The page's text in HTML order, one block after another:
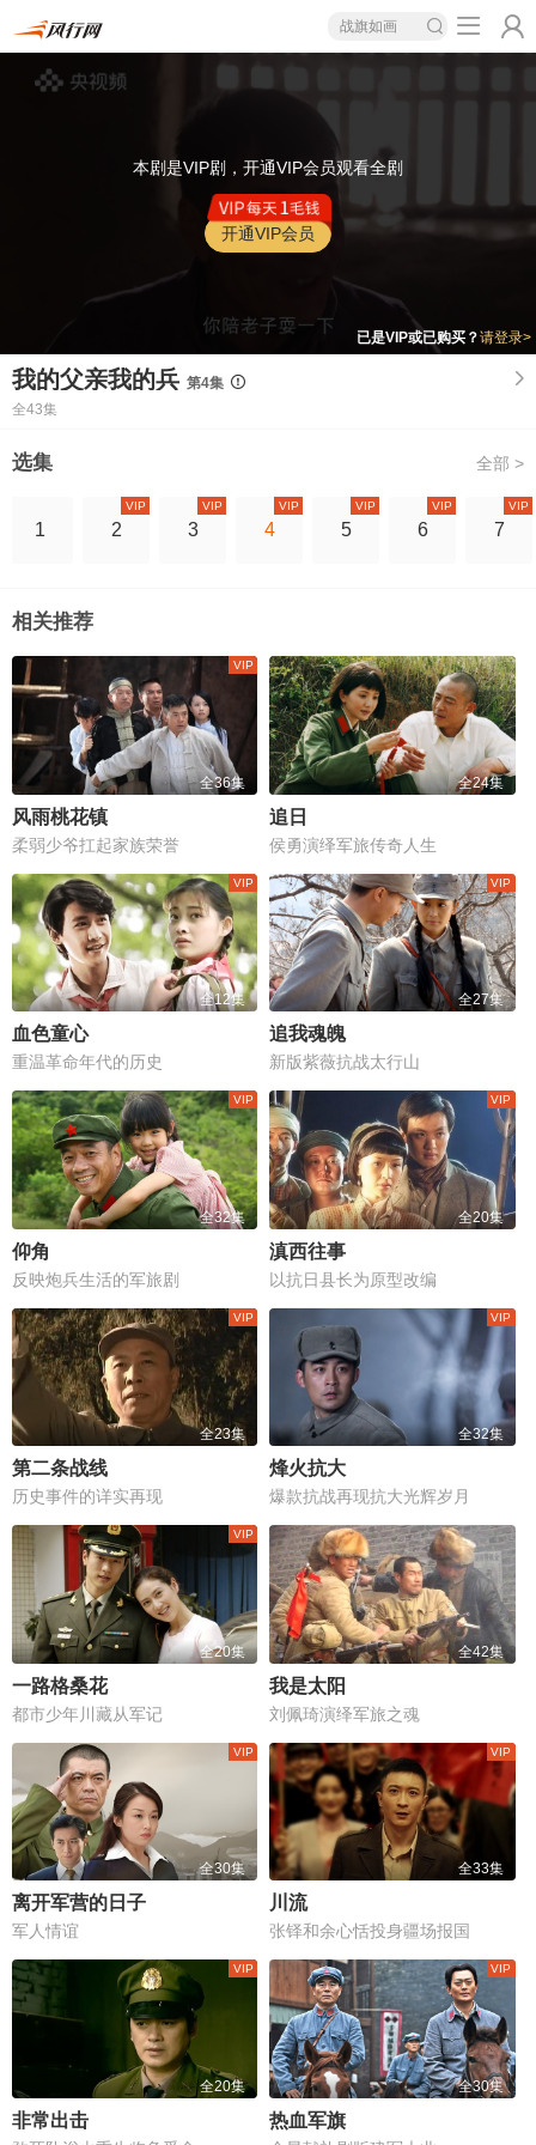
战旗如画
本剧是VIP剧，开通VIP会员观看全剧
开通VIP会员
已是VIP或已购买？请登录>
我的父亲我的兵 第4集
全43集
选集 全部 >
1 2
VIP
3
VIP
4
VIP
5
VIP
6
VIP
7
VIP
相关推荐
全36集
风雨桃花镇
柔弱少爷扛起家族荣誉
全24集
追日
侯勇演绎军旅传奇人生
全12集
血色童心
重温革命年代的历史
全27集
追我魂魄
新版紫薇抗战太行山
全32集
仰角
反映炮兵生活的军旅剧
全20集
滇西往事
以抗日县长为原型改编
全23集
第二条战线
历史事件的详实再现
全32集
烽火抗大
爆款抗战再现抗大光辉岁月
全20集
一路格桑花
都市少年川藏从军记
全42集
我是太阳
刘佩琦演绎军旅之魂
全30集
离开军营的日子
军人情谊
全33集
川流
张铎和余心恬投身疆场报国
全20集
非常出击
全30集
热血军旗